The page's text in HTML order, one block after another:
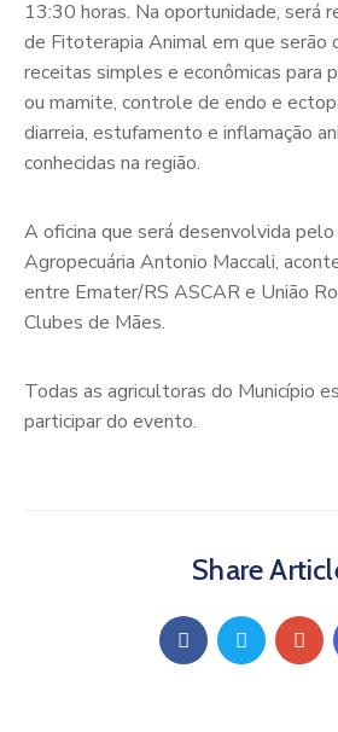
13:30 horas. Na oportunidade, será
de Fitoterapia Animal em que serão
receitas simples e econômicas para
ou mamite, controle de endo e
diarreia, estufamento e inflamação
conhecidas na região.
A oficina que será desenvolvida
Agropecuária Antonio Maccali,
entre Emater/RS ASCAR e União
Clubes de Mães.
Todas as agricultoras do Município
participar do evento.
Share